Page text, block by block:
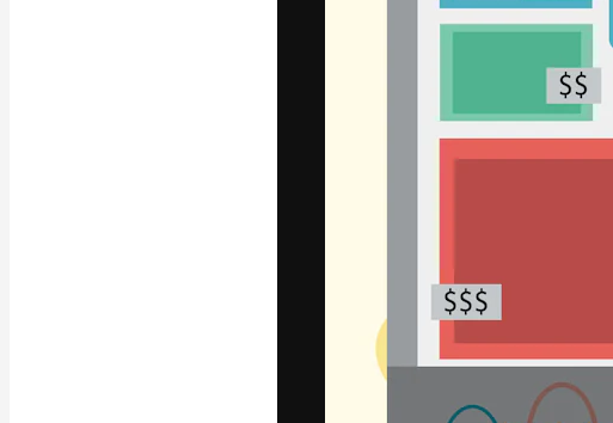
繁體中文 (香港)
Copyright © 2010-